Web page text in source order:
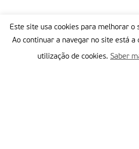
Este site usa cookies para melhorar o
Ao continuar a navegar no site está a
utilização de cookies. Saber